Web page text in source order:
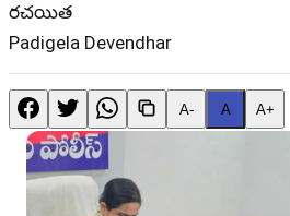
రచయిత
Padigela Devendhar
A- A A+